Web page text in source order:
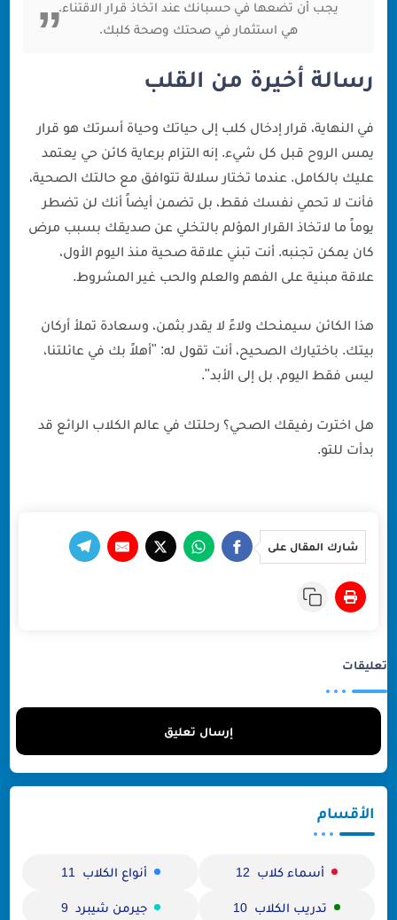
يجب أن تضعها في حسبانك عند اتخاذ قرار الاقتناء.
هي استثمار في صحتك وصحة كلبك.
رسالة أخيرة من القلب
في النهاية، قرار إدخال كلب إلى حياتك وحياة أسرتك هو قرار
يمس الروح قبل كل شيء. إنه التزام برعاية كائن حي يعتمد
عليك بالكامل. عندما تختار سلالة تتوافق مع حالتك الصحية،
فأنت لا تحمي نفسك فقط، بل تضمن أيضاً أنك لن تضطر
يوماً ما لاتخاذ القرار المؤلم بالتخلي عن صديقك بسبب مرض
كان يمكن تجنبه. أنت تبني علاقة صحية منذ اليوم الأول،
علاقة مبنية على الفهم والعلم والحب غير المشروط.
هذا الكائن سيمنحك ولاءً لا يقدر بثمن، وسعادة تملأ أركان
بيتك. باختيارك الصحيح، أنت تقول له: "أهلاً بك في عائلتنا،
ليس فقط اليوم، بل إلى الأبد".
هل اخترت رفيقك الصحي؟ رحلتك في عالم الكلاب الرائع قد
بدأت للتو.
شارك المقال على
تعليقات
إرسال تعليق
الأقسام
أسماء كلاب 12 أنواع الكلاب 11
تدريب الكلاب 10 جيرمن شيبرد 9